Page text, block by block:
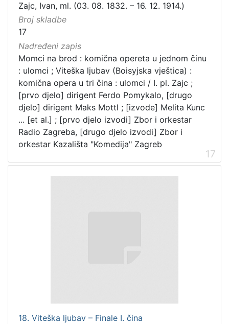
Zajc, Ivan, ml. (03. 08. 1832. – 16. 12. 1914.)
Broj skladbe
17
Nadređeni zapis
Momci na brod : komična opereta u jednom činu
: ulomci ; Viteška ljubav (Boisyjska vještica) :
komična opera u tri čina : ulomci / I. pl. Zajc ;
[prvo djelo] dirigent Ferdo Pomykalo, [drugo
djelo] dirigent Maks Mottl ; [izvode] Melita Kunc
... [et al.] ; [prvo djelo izvodi] Zbor i orkestar
Radio Zagreba, [drugo djelo izvodi] Zbor i
orkestar Kazališta "Komedija" Zagreb
17
18. Viteška ljubav – Finale I. čina